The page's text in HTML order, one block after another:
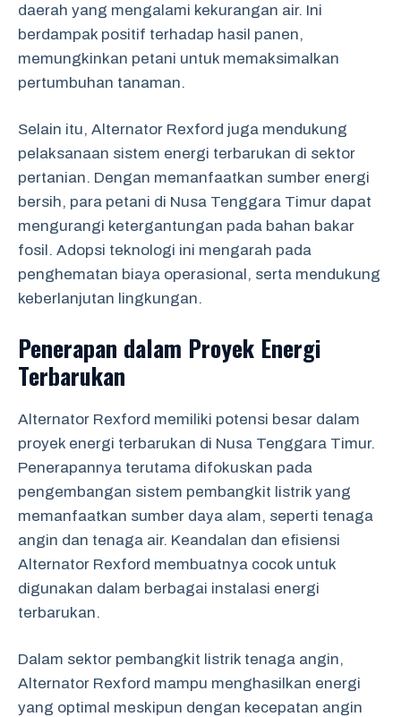
daerah yang mengalami kekurangan air. Ini
berdampak positif terhadap hasil panen,
memungkinkan petani untuk memaksimalkan
pertumbuhan tanaman.
Selain itu, Alternator Rexford juga mendukung
pelaksanaan sistem energi terbarukan di sektor
pertanian. Dengan memanfaatkan sumber energi
bersih, para petani di Nusa Tenggara Timur dapat
mengurangi ketergantungan pada bahan bakar
fosil. Adopsi teknologi ini mengarah pada
penghematan biaya operasional, serta mendukung
keberlanjutan lingkungan.
Penerapan dalam Proyek Energi
Terbarukan
Alternator Rexford memiliki potensi besar dalam
proyek energi terbarukan di Nusa Tenggara Timur.
Penerapannya terutama difokuskan pada
pengembangan sistem pembangkit listrik yang
memanfaatkan sumber daya alam, seperti tenaga
angin dan tenaga air. Keandalan dan efisiensi
Alternator Rexford membuatnya cocok untuk
digunakan dalam berbagai instalasi energi
terbarukan.
Dalam sektor pembangkit listrik tenaga angin,
Alternator Rexford mampu menghasilkan energi
yang optimal meskipun dengan kecepatan angin